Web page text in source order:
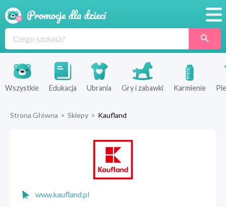
Produkty
Sklepy
Wszystkie Edukacja Ubrania Gry i zabawki Karmienie
Strona Główna > Sklepy > Kaufland
www.kaufland.pl